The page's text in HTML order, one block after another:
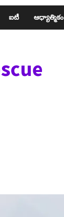
ఐటీ ఆధ్యాత్మికం